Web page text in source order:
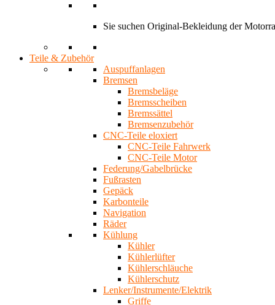
Sie suchen Original-Bekleidung der
Teile & Zubehör
Auspuffanlagen
Bremsen
Bremsbeläge
Bremsscheiben
Bremssättel
Bremsenzubehör
CNC-Teile eloxiert
CNC-Teile Fahrwerk
CNC-Teile Motor
Federung/Gabelbrücke
Fußrasten
Gepäck
Karbonteile
Navigation
Räder
Kühlung
Kühler
Kühlerlüfter
Kühlerschläuche
Kühlerschutz
Lenker/Instrumente/Elektrik
Griffe